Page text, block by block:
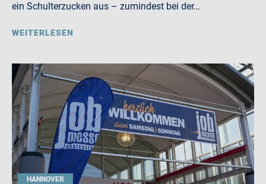
ein Schulterzucken aus – zumindest bei der…
WEITERLESEN
HANNOVER